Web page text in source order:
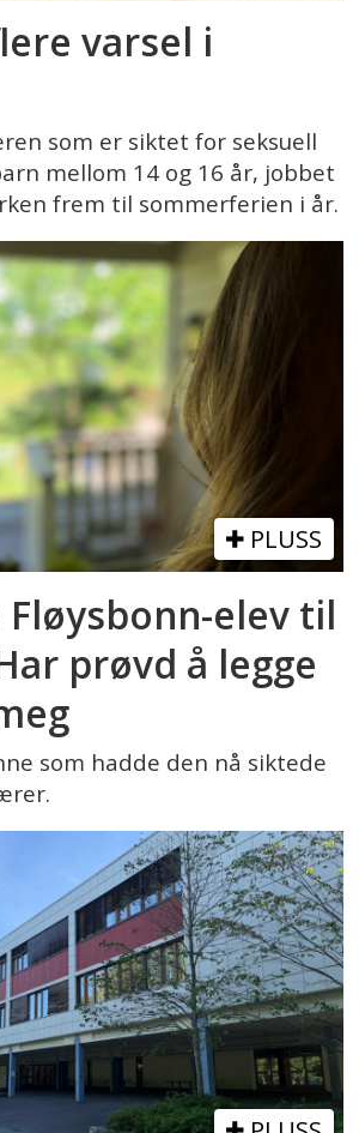
varsel i
som er siktet for seksuell
mellom 14 og 16 år, jobbet
frem til sommerferien i år.
PLUSS
elev til
prøvd å legge
som hadde den nå siktede